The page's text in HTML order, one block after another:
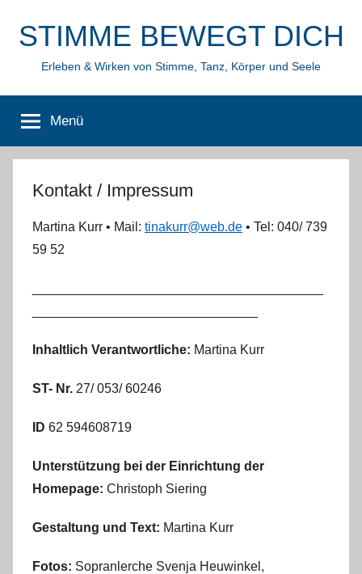
InhaltSTIMME BEWEGT DICH
Erleben & Wirken von Stimme, Tanz, Körper und Seele
Menü
Kontakt / Impressum
Martina Kurr • Mail: tinakurr@web.de • Tel: 040/ 739
59 52
Inhaltlich Verantwortliche: Martina Kurr
ST- Nr. 27/ 053/ 60246
ID 62 594608719
Unterstützung bei der Einrichtung der
Homepage: Christoph Siering
Gestaltung und Text: Martina Kurr
Fotos: Sopranlerche Svenja Heuwinkel,